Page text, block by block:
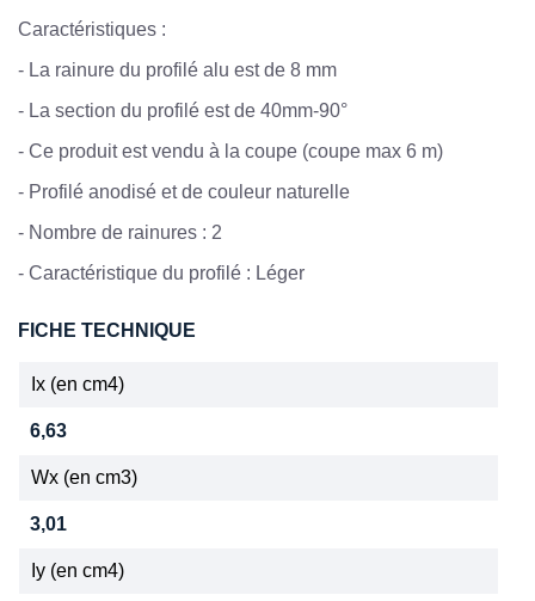
Caractéristiques :
- La rainure du profilé alu est de 8 mm
- La section du profilé est de 40mm-90°
- Ce produit est vendu à la coupe (coupe max 6 m)
- Profilé anodisé et de couleur naturelle
- Nombre de rainures : 2
- Caractéristique du profilé : Léger
FICHE TECHNIQUE
Ix (en cm4)
6,63
Wx (en cm3)
3,01
Iy (en cm4)